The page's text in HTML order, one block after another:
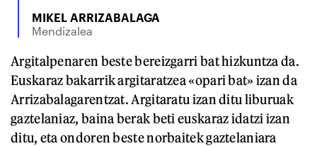
MIKEL ARRIZABALAGA
Mendizalea
Argitalpenaren beste bereizgarri bat hizkuntza da.
Euskaraz bakarrik argitaratzea «opari bat» izan da
Arrizabalagarentzat. Argitaratu izan ditu liburuak
gaztelaniaz, baina berak beti euskaraz idatzi izan
ditu, eta ondoren beste norbaitek gaztelaniara